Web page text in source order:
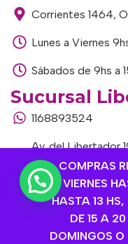
COMPRAS
VIERNES
HASTA 13 HS,
DE 15 A
DOMINGOS O
Corrientes 1464,
Lunes a Viernes
Sábados de 9hs a
Sucursal
1168893524
Av. del Libertador
Buenos Aires
Lunes a Viernes de
Sábados de 9hs a